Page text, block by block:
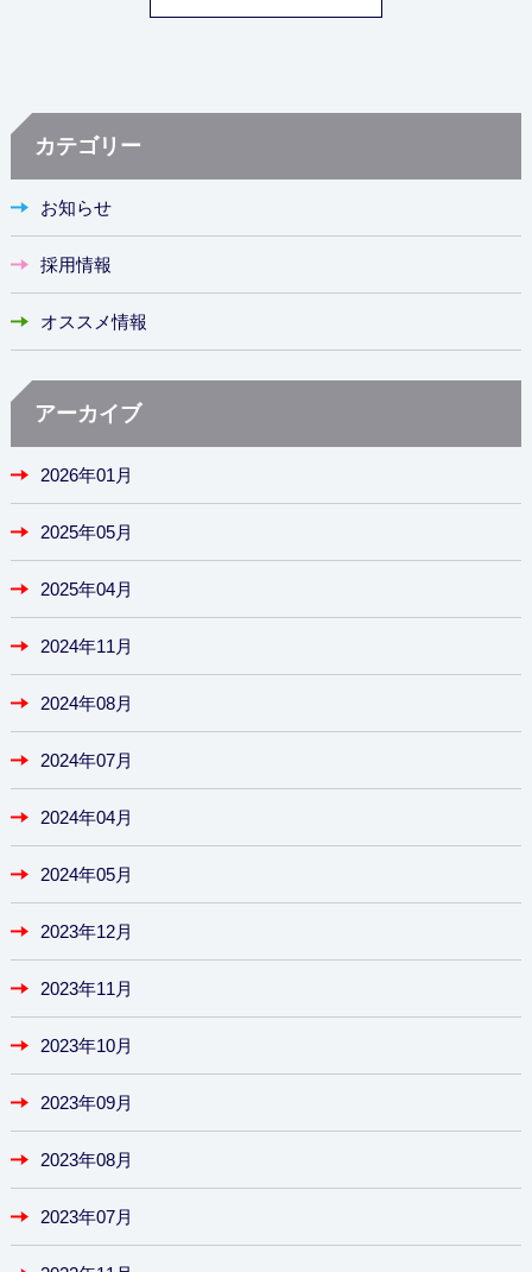
カテゴリー
お知らせ
採用情報
オススメ情報
アーカイブ
2026年01月
2025年05月
2025年04月
2024年11月
2024年08月
2024年07月
2024年04月
2024年05月
2023年12月
2023年11月
2023年10月
2023年09月
2023年08月
2023年07月